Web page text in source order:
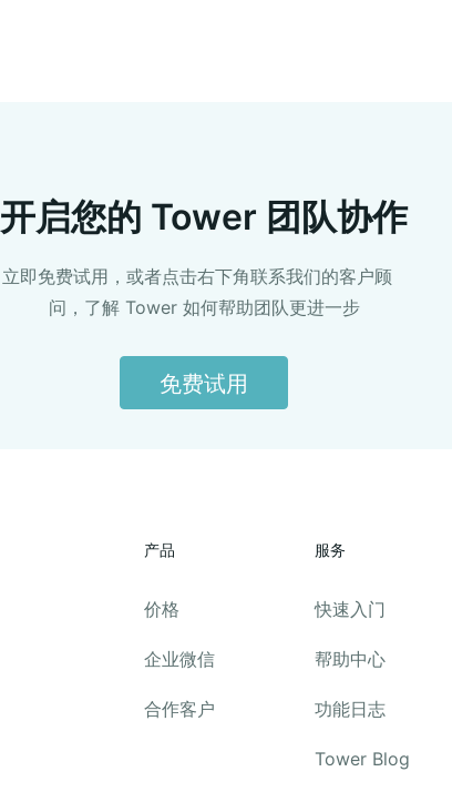
开启您的 Tower 团队协作
立即免费试用，或者点击右下角联系我们的客户顾
问，了解 Tower 如何帮助团队更进一步
免费试用
产品
价格
企业微信
合作客户
服务
快速入门
帮助中心
功能日志
Tower Blog